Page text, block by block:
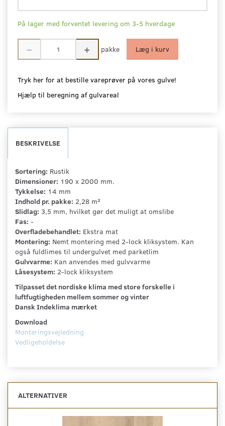
På lager med forventet levering om 3-5 hverdage
pakke Læg i kurv
Tryk her for at bestille vareprøver på vores gulve!
Hjælp til beregning af gulvareal
BESKRIVELSE
Sortering: Rustik
Dimensioner: 190 x 2000 mm.
Tykkelse: 14 mm
Indhold pr. pakke: 2,28 m²
Slidlag: 3,5 mm, hvilket gør det muligt at omslibe
Fas: -
Overfladebehandlet: Ekstra mat
Montering: Nemt montering med 2-lock kliksystem. Kan
også fuldlimes til undergulvet med parketlim
Gulvvarme: Kan anvendes med gulvvarme
Låsesystem: 2-lock kliksystem
Tilpasset det nordiske klima med store forskelle i
luftfugtigheden mellem sommer og vinter
Dansk Indeklima mærket
Download
Monteringsvejledning
Vedligeholdelse
ALTERNATIVER